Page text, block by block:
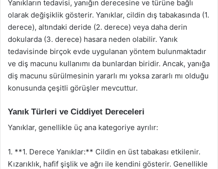
Yanıkların tedavisi, yanığın derecesine ve türüne bağlı
olarak değişiklik gösterir. Yanıklar, cildin dış tabakasında (1.
derece), altındaki deride (2. derece) veya daha derin
dokularda (3. derece) hasara neden olabilir. Yanık
tedavisinde birçok evde uygulanan yöntem bulunmaktadır
ve diş macunu kullanımı da bunlardan biridir. Ancak, yanığa
diş macunu sürülmesinin yararlı mı yoksa zararlı mı olduğu
konusunda çeşitli görüşler mevcuttur.
Yanık Türleri ve Ciddiyet Dereceleri
Yanıklar, genellikle üç ana kategoriye ayrılır:
1. **1. Derece Yanıklar:** Cildin en üst tabakası etkilenir.
Kızarıklık, hafif şişlik ve ağrı ile kendini gösterir. Genellikle